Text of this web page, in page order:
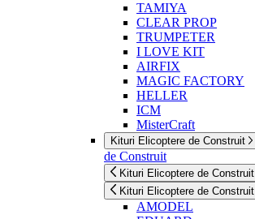
TAMIYA
CLEAR PROP
TRUMPETER
I LOVE KIT
AIRFIX
MAGIC FACTORY
HELLER
ICM
MisterCraft
Kituri Elicoptere de Construit
de Construit
Kituri Elicoptere de Construit
Kituri Elicoptere de Construit
AMODEL